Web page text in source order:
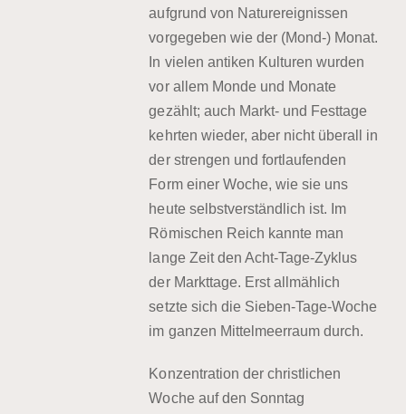
aufgrund von Naturereignissen
vorgegeben wie der (Mond-) Monat.
In vielen antiken Kulturen wurden
vor allem Monde und Monate
gezählt; auch Markt- und Festtage
kehrten wieder, aber nicht überall in
der strengen und fortlaufenden
Form einer Woche, wie sie uns
heute selbstverständlich ist. Im
Römischen Reich kannte man
lange Zeit den Acht-Tage-Zyklus
der Markttage. Erst allmählich
setzte sich die Sieben-Tage-Woche
im ganzen Mittelmeerraum durch.
Konzentration der christlichen
Woche auf den Sonntag